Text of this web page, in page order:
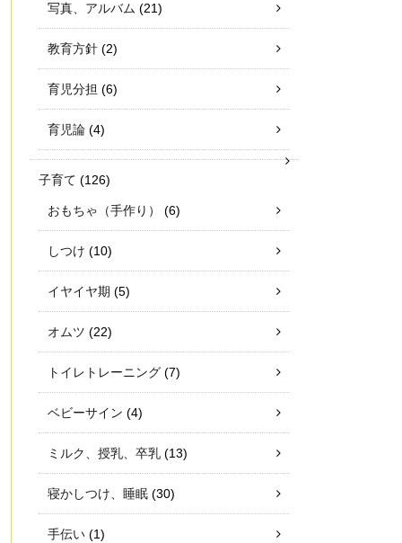
写真、アルバム (21)
教育方針 (2)
育児分担 (6)
育児論 (4)
子育て (126)
おもちゃ（手作り） (6)
しつけ (10)
イヤイヤ期 (5)
オムツ (22)
トイレトレーニング (7)
ベビーサイン (4)
ミルク、授乳、卒乳 (13)
寝かしつけ、睡眠 (30)
手伝い (1)